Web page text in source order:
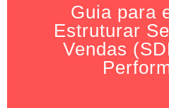
Guia para
Estruturar
Vendas